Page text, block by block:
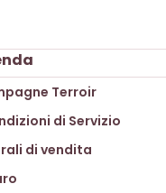
Terroir
di Servizio
di vendita